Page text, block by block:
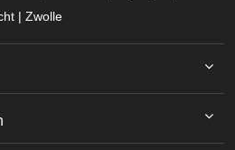
| Zwolle